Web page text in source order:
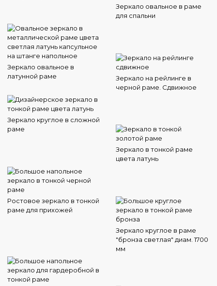
Зеркало овальное в раме
для спальни
Зеркало овальное в
латунной раме
Зеркало на рейлинге в
черной раме. Сдвижное
Зеркало круглое в сложной
раме
Зеркало в тонкой раме
цвета латунь
Ростовое зеркало в тонкой
раме для прихожей
Зеркало круглое в раме
"бронза светлая" диам. 1700
мм